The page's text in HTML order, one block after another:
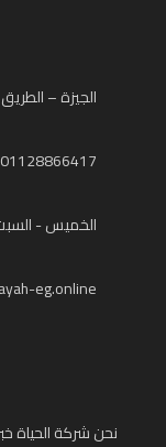
الجيزة –
01128866417⁩
الخميس - السبت 09:00ص -
eg.online